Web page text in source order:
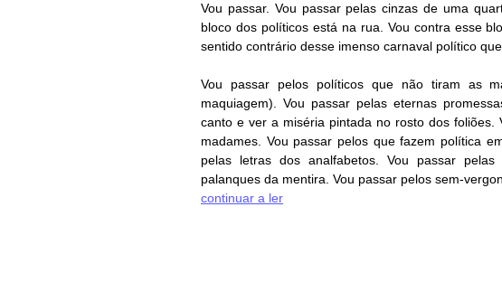
Vou passar. Vou passar pelas cinzas de uma
bloco dos políticos está na rua. Vou contra esse
sentido contrário desse imenso carnaval político
Vou passar pelos políticos que não tiram as
maquiagem). Vou passar pelas eternas
canto e ver a miséria pintada no rosto dos foliões.
madames. Vou passar pelos que fazem política
pelas letras dos analfabetos. Vou passar
palanques da mentira. Vou passar pelos sem-
continuar a ler